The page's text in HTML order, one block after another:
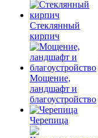
Cтеклянный
кирпич
Мощение,
ландшафт и
благоустройство
Черепица